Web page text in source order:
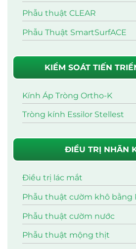
Phẫu thuật CLEAR
Phẫu Thuật SmartSurfACE
KIỂM SOÁT TIẾN
Kính Áp Tròng Ortho-K
Tròng kính Essilor Stellest
ĐIỀU TRỊ NHÃN
Điều trị lác mắt
Phẫu thuật cườm khô bằng
Phẫu thuật cườm nước
Phẫu thuật mộng thịt